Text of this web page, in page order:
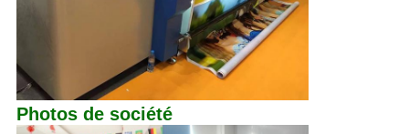
Photos de société